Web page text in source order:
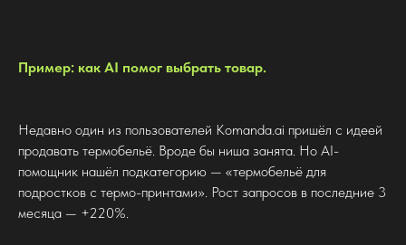
Пример: как AI помог выбрать товар.
Недавно один из пользователей Komanda.ai пришёл с идеей
продавать термобельё. Вроде бы ниша занята. Но AI-
помощник нашёл подкатегорию — «термобельё для
подростков с термо-принтами». Рост запросов в последние 3
месяца — +220%.